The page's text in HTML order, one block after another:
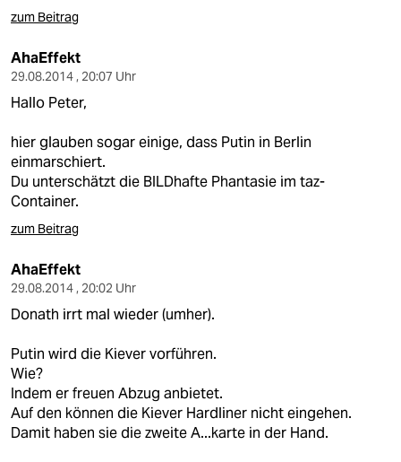
zum Beitrag
AhaEffekt
29.08.2014 , 20:07 Uhr
Hallo Peter,
hier glauben sogar einige, dass Putin in Berlin
einmarschiert.
Du unterschätzt die BILDhafte Phantasie im taz-
Container.
zum Beitrag
AhaEffekt
29.08.2014 , 20:02 Uhr
Donath irrt mal wieder (umher).
Putin wird die Kiever vorführen.
Wie?
Indem er freuen Abzug anbietet.
Auf den können die Kiever Hardliner nicht eingehen.
Damit haben sie die zweite A...karte in der Hand.